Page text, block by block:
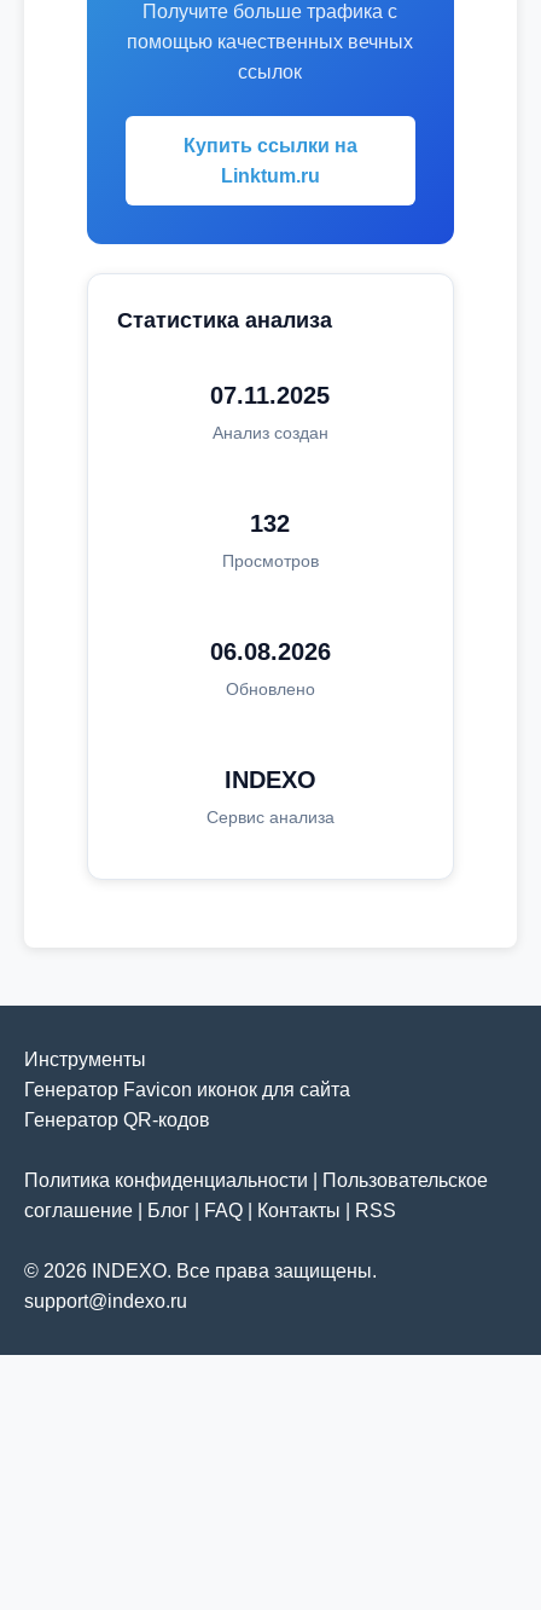
Получите больше трафика с
помощью качественных вечных
ссылок
Купить ссылки на
Linktum.ru
Статистика анализа
07.11.2025
Анализ создан
132
Просмотров
06.08.2026
Обновлено
INDEXO
Сервис анализа
Инструменты
Генератор Favicon иконок для сайта
Генератор QR-кодов
Политика конфиденциальности
Пользовательское
соглашение
Блог FAQ Контакты RSS
© 2026 INDEXO. Все права защищены.
support@indexo.ru